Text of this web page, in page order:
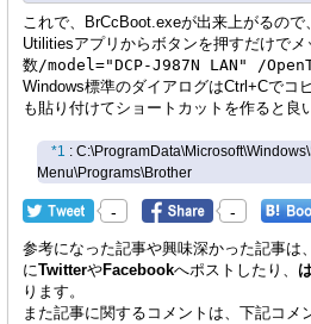
これで、BrCcBoot.exeが出来上がるの
Utilitiesアプリからボタンを押すだけでメ
数/model="DCP-J987N LAN" /
Windows標準のダイアログはCtrl+Cでコ
も貼り付けてショートカットを作ると良
*1 :
Menu\Programs\Brother
- -
参考になった記事や興味深かった記事は
にTwitterやFacebookへポストしたり、
ります。
また記事に関するコメントは、下記コメ